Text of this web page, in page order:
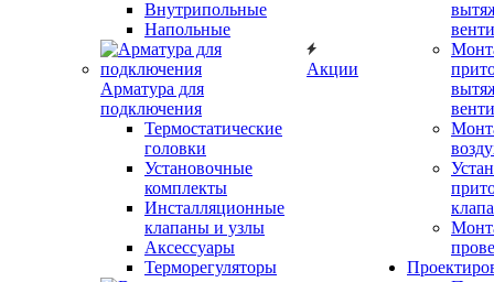
Внутрипольные
Напольные
Арматура для
подключения
Термостатические
головки
Установочные
комплекты
Инсталляционные
клапаны и узлы
Аксессуары
Терморегуляторы
Акции